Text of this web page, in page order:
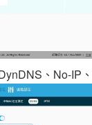
、No-IP、